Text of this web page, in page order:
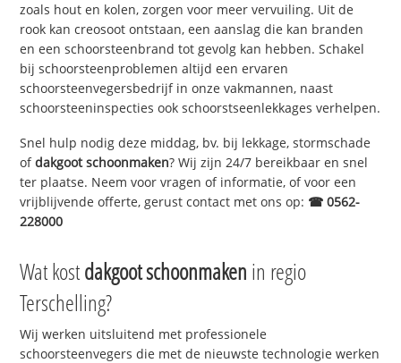
zoals hout en kolen, zorgen voor meer vervuiling. Uit de
rook kan creosoot ontstaan, een aanslag die kan branden
en een schoorsteenbrand tot gevolg kan hebben. Schakel
bij schoorsteenproblemen altijd een ervaren
schoorsteenvegersbedrijf in onze vakmannen, naast
schoorsteeninspecties ook schoorstseenlekkages verhelpen.
Snel hulp nodig deze middag, bv. bij lekkage, stormschade
ofdakgoot schoonmaken? Wij zijn 24/7 bereikbaar en snel
ter plaatse. Neem voor vragen of informatie, of voor een
vrijblijvende offerte, gerust contact met ons op: ☎ 0562-
228000
Wat kostdakgoot schoonmaken in regio
Terschelling?
Wij werken uitsluitend met professionele
schoorsteenvegers die met de nieuwste technologie werken